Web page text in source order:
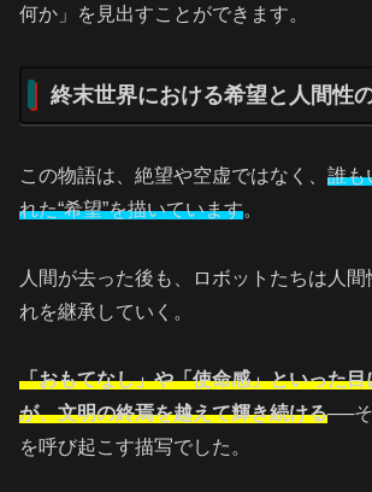
何か」を見出すことができます。
終末世界における希望と人間性
この物語は、絶望や空虚ではなく、 誰も
れた“希望”を描いています。
人間が去った後も、ロボットたちは人
れを継承していく。
「おもてなし」や「使命感」といった
が、文明の終焉を越えて輝き続ける──
を呼び起こす描写でした。